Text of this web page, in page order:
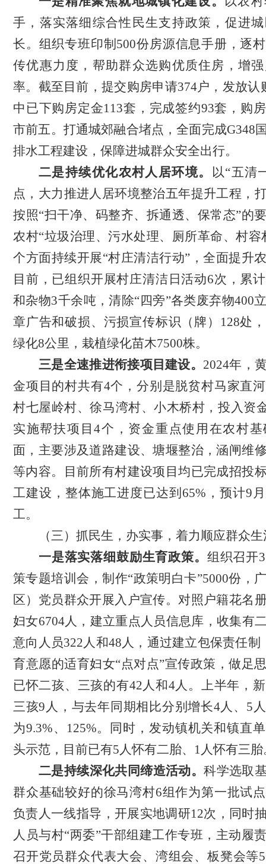
手 ，落实落细综合性民生支持政策，促进
长 。 组织专班印制 500份房源信息手册，逐
传优惠力度，帮助群众选购优质住房，增
率。截至目前，提交购房申请374户，发放认
中已下购房定金113套，完成签约93套，购
市前五。 打通城郊融合堵点，全面完成G348
排水工程建设，保障进城群众安全出行。
二是持续优化农村人居环境。 以“五清
点，大力推进人居环境整治五年提升工程，
按照“扫干净、码整齐、拆通透、保常态”的
农村“垃圾治理、污水处理、厕所革命、村容
个方面持续开展“村庄清洁行动”，全面提升
目前， 已组织开展村庄清洁日活动6次，累
和杂物3千余吨，清除“四旁”各类废弃物400
章广告和破损、污损宣传标识（牌）128处
绿化8公里，栽植绿化苗木7500株。
三是全速推进衔接项目建设。 2024年，
金项目的村共有4个 ，分别是脱贫村马家直
村七屋岭村、徐马湾村、小木桥村，投入资
实施帮扶项目4个，资金重点使用在农村
面，主要涉及道路建设、塘堰整治 ，涵闸维
等内容。目前所有村建设项目均已完成招投
工建设，整体施工进度已达到 65%，预计9
工。
（三） 抓民生，办实事，着力顺应群众
一是落实落细鼓励生育政策。 组织召开
策专题培训会，制作“政策明白卡”5000份，
区）党员群众开展入户宣传。对照户籍花名
妇女6704人，建立重点人员信息库， 收集有
意向人员322人和48人， 通过建立包保责任制
育意愿的适育妇女“点对点”宣传政策，做足
已怀二孩、 三孩的有42人和4人。 上半年 ，
三孩9 人 ，与去年同期相比分别增长4人、5
为9.3%、125%。同时， 发动镇机关和镇直
头示范，目前已有5人怀有二胎、1人怀有三胎
二是持续深化共同缔造活动。科学选取
群众基础较好的徐马湾村6组作为第一批试
负责人一线指导，开展实地调研12次，同时
人员与村“两委”干部组建工作专班，主动履
召开党员群众代表大会、湾组会、板凳会等